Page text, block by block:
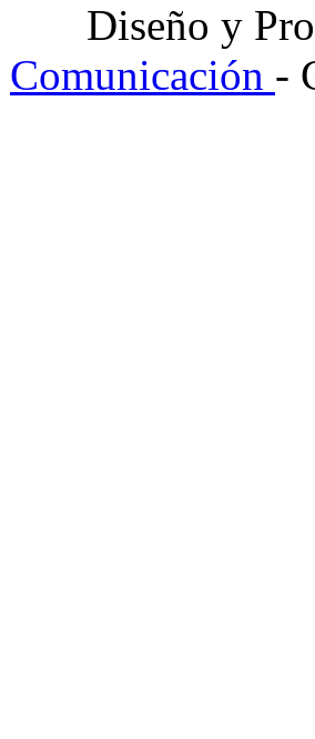
Diseño y
Comunicación -